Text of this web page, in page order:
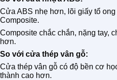
Cửa ABS nhẹ hơn, lõi giấy tổ
Composite.
Composite chắc chắn, nặng tay,
hơn.
So với cửa thép vân gỗ:
Cửa thép vân gỗ có độ bền cơ
thành cao hơn.